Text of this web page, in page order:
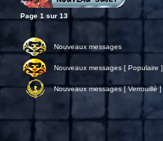
Page 1 sur 13
Nouveaux messages
Nouveaux messages [ Populaire ]
Nouveaux messages [ Verrouillé ]